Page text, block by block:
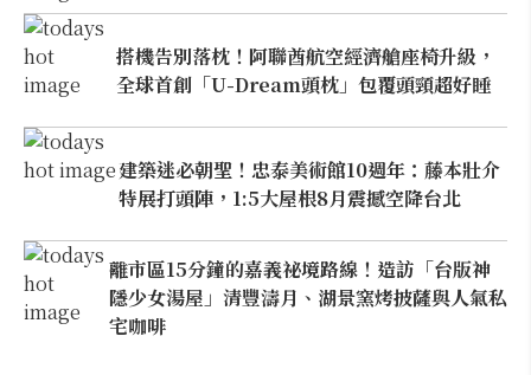
搭機告別落枕！阿聯酋航空經濟艙座椅升級，
全球首創「U-Dream頭枕」包覆頭頸超好睡
建築迷必朝聖！忠泰美術館10週年：藤本壯介
特展打頭陣，1:5大屋根8月震撼空降台北
離市區15分鐘的嘉義祕境路線！造訪「台版神
隱少女湯屋」清豐濤月、湖景窯烤披薩與人氣私
宅咖啡